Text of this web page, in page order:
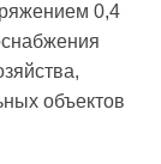
0,4
объектов